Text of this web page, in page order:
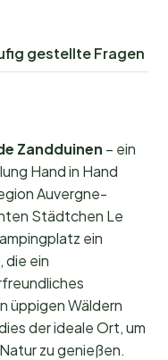
gestellte Fragen
Zandduinen – ein
Hand in Hand
Auvergne-
Städtchen Le
ein
die ein
üppigen Wäldern
der ideale Ort, um
zu genießen.